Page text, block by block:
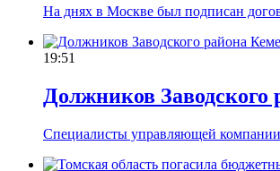
На днях в Москве был подписан
19:51
Должников Заводского
Специалисты управляющей компании